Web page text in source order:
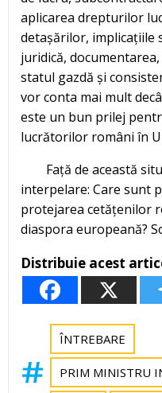
aplicarea drepturilor
detașărilor, implicațiile
juridică,
statul gazdă și
vor conta mai mult
este un bun prilej
lucrătorilor români în
Față de această
interpelare: Care sunt
protejarea cetățenilor
diaspora europeană?
Distribuie acest
ÎNTREBARE
PRIM MINISTRU